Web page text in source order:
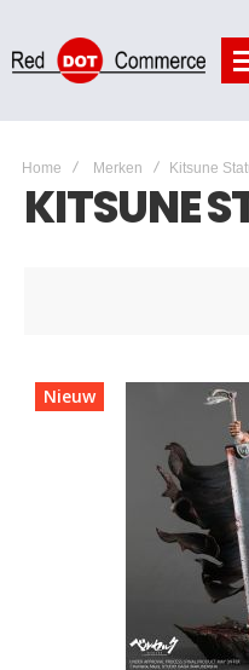
Home Merken Kitsune
KITSUNE
Nieuw